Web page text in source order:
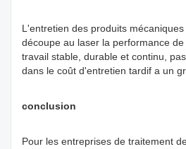
L'entretien des produits
découpe au laser la performance
travail stable, durable et continu,
dans le coût d'entretien tardif a un
conclusion
Pour les entreprises de traitement